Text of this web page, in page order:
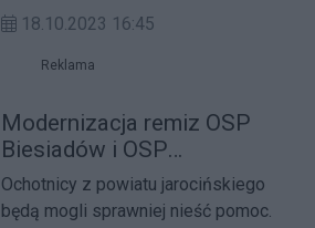
wozu.18.10.2023 16:45
Reklama
Modernizacja remiz OSP
Biesiadów i OSP
Dobieszczyzna
Ochotnicy z powiatu jarocińskiego
będą mogli sprawniej nieść pomoc.